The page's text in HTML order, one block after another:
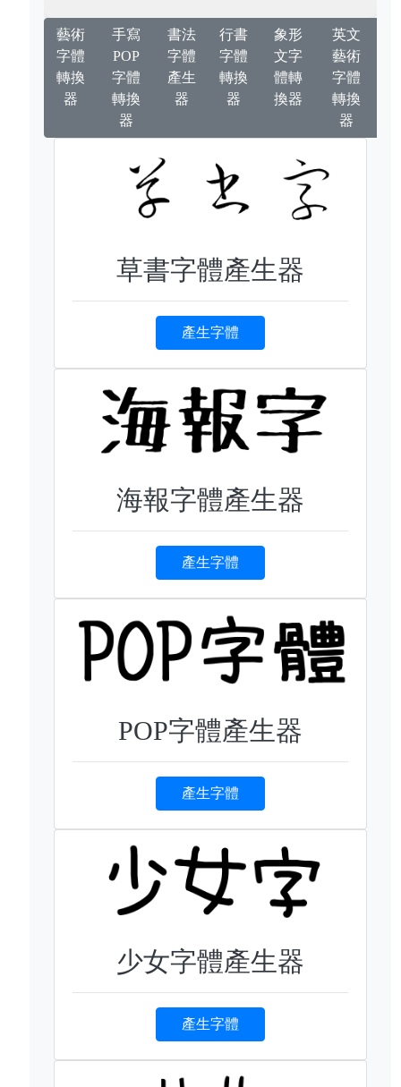
藝術
字體
轉換
器
手寫
POP
字體
轉換
器
書法
字體
產生
器
行書
字體
轉換
器
象形
文字
體轉
換器
英文
藝術
字體
轉換
器
草書字體產生器
產生字體
海報字體產生器
產生字體
POP字體產生器
產生字體
少女字體產生器
產生字體